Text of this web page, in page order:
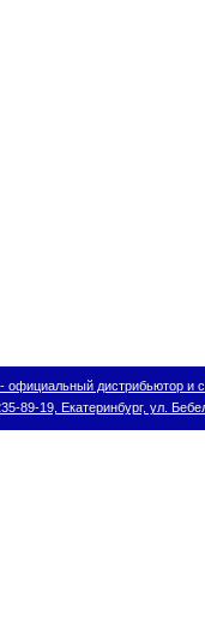
дистрибьютор и
89-19, Екатеринбург, ул.